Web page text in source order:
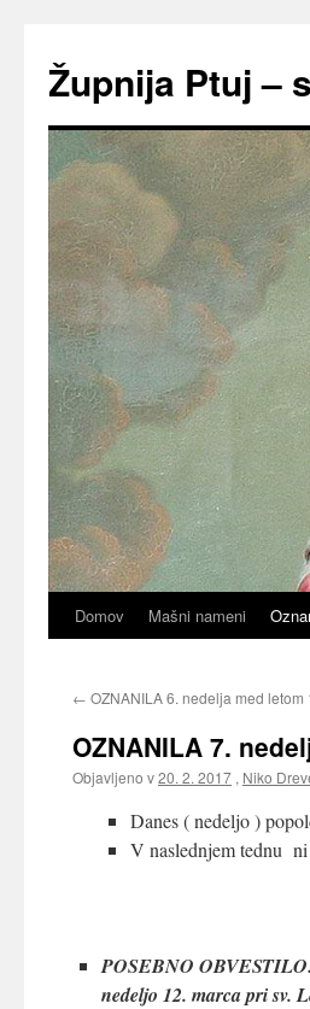
vsebino
Župnija Ptuj –
Domov Mašni nameni
← OZNANILA 6. nedelja med letom
OZNANILA 7.
Objavljeno v20. 2. 2017 , Niko
Danes ( nedeljo )
V naslednjem tednu
POSEBNO
nedeljo 12. marca pri sv.